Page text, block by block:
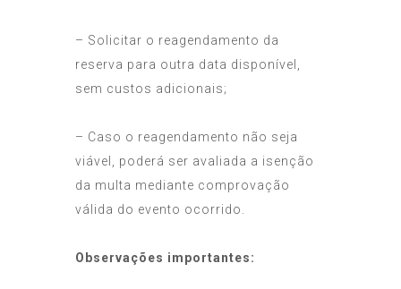
– Solicitar o reagendamento da
reserva para outra data disponível,
sem custos adicionais;
– Caso o reagendamento não seja
viável, poderá ser avaliada a isenção
da multa mediante comprovação
válida do evento ocorrido.
Observações importantes: